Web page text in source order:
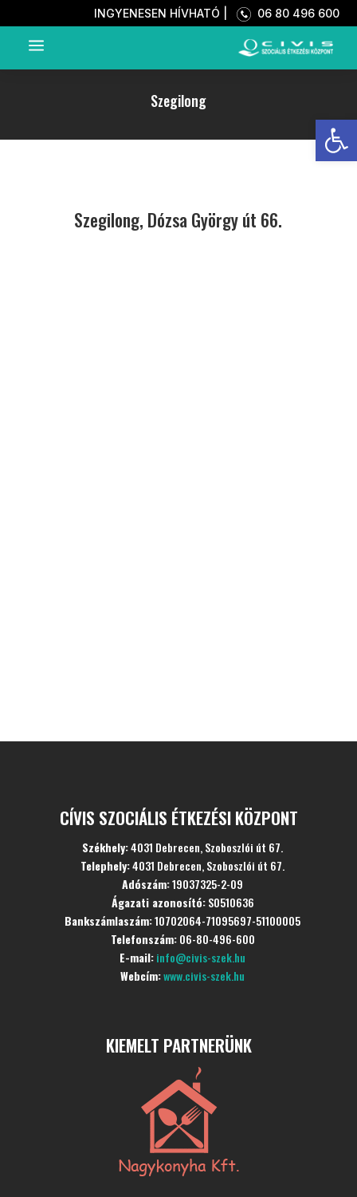
INGYENESEN HÍVHATÓ | 06 80 496 600
a
Szegilong
Szegilong, Dózsa György út 66.
CÍVIS SZOCIÁLIS ÉTKEZÉSI KÖZPONT
Székhely:4031 Debrecen, Szoboszlói út 67.
Telephely:4031 Debrecen, Szoboszlói út 67.
Adószám:19037325-2-09
Ágazati azonosító:S0510636
Bankszámlaszám:10702064-71095697-51100005
Telefonszám:06-80-496-600
E-mail:info@civis-szek.hu
Webcím:www.civis-szek.hu
KIEMELT PARTNERÜNK